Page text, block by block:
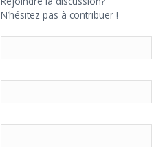
N’hésitez pas à contribuer !